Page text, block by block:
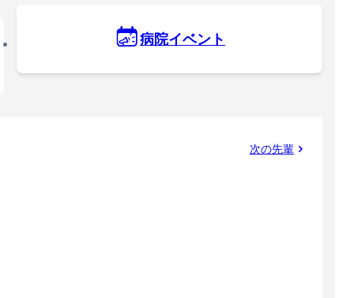
病院イベント
次の先輩